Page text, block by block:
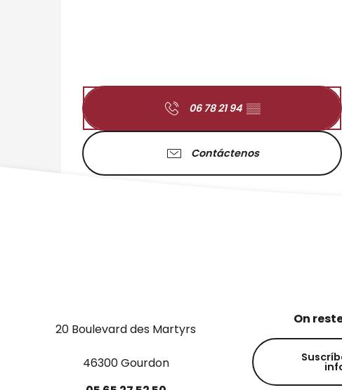
06 78 21 94 ▒▒
Contáctenos
20 Boulevard des Martyrs
46300 Gourdon
On